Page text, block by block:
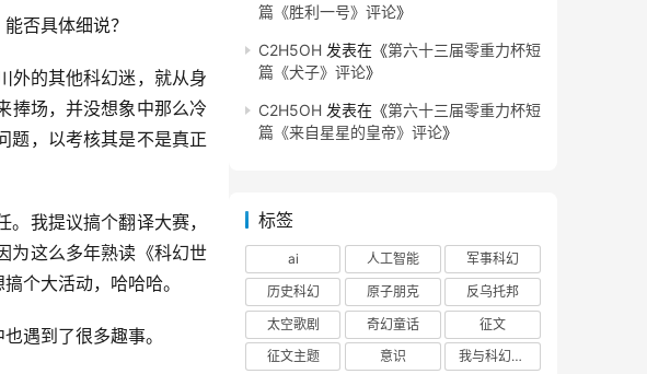
否具体细说？
外的其他科幻迷，就从身
捧场，并没想象中那么冷
题，以考核其是不是真正
我提议搞个翻译大赛，
为这么多年熟读《科幻世
个大活动，哈哈哈。
遇到了很多趣事。
篇《胜利一号》评论》
C2H5OH 发表在《第六十三届零重力杯短
篇《犬子》评论》
C2H5OH 发表在《第六十三届零重力杯短
篇《来自星星的皇帝》评论》
标签
ai 人工智能
军事科幻
历史科幻
原子朋克
反乌托邦
太空歌剧
奇幻童话
征文
征文主题
意识
我与科幻的回忆